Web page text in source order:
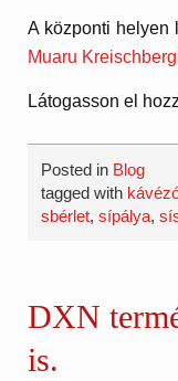
A központi helyen
Muaru
Látogasson el
Posted in Blog
tagged with
sbérlet,sípálya,
DXN
is.